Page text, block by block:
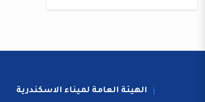
الهيئة العامة لميناء الاسكندرية